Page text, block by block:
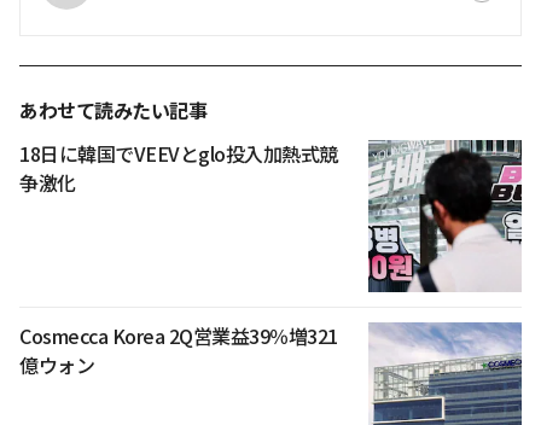
あわせて読みたい記事
18日に韓国でVEEVとglo投入加熱式競
争激化
Cosmecca Korea 2Q営業益39％増321
億ウォン